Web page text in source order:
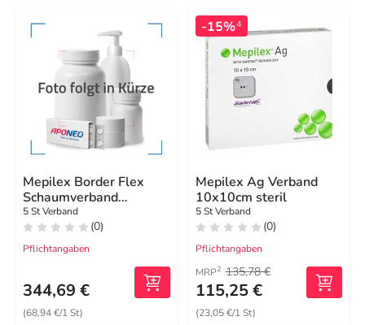
Mepilex Border Flex
Schaumverband
haft.15x19 cm oval
5 St Verband
(0)
Pflichtangaben
344,69 €
(68,94 €/1 St)
-15%4
Mepilex Ag Verband
10x10cm steril
5 St Verband
(0)
Pflichtangaben
MRP2 135,78 €
115,25 €
(23,05 €/1 St)